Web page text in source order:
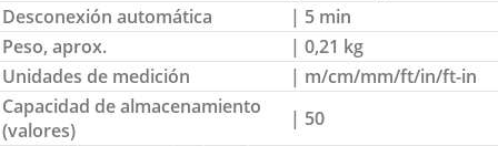
Desconexión automática
| 5 min
Peso, aprox.
| 0,21 kg
Unidades de medición
| m/cm/mm/ft/in/ft-in
Capacidad de almacenamiento
(valores)
| 50